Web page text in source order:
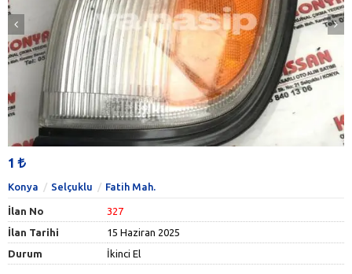
1
Konya Selçuklu Fatih Mah.
İlan No
327
İlan Tarihi
15 Haziran 2025
Durum
İkinci El